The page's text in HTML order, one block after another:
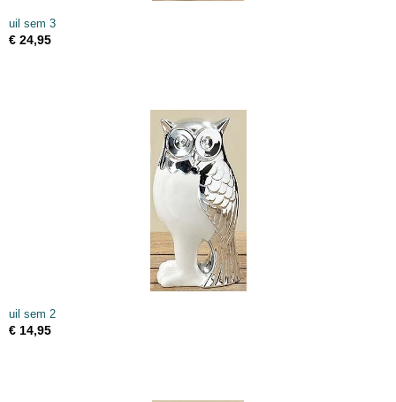
uil sem 3
€ 24,95
uil sem 2
€ 14,95